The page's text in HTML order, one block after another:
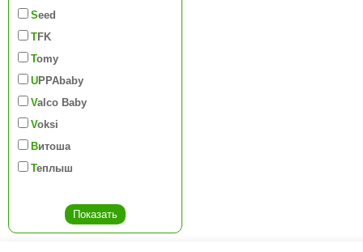
Seed
TFK
Tomy
UPPAbaby
Valco Baby
Voksi
Витоша
Теплыш